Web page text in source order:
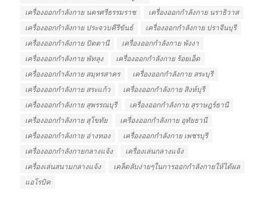
เครื่องออกกำลังกาย นครศรีธรรมราช
เครื่องออกกำลังกาย นราธิวาส
เครื่องออกกำลังกาย ประจวบคีรีขันธ์
เครื่องออกกำลังกาย ปราจีนบุรี
เครื่องออกกำลังกาย ปัตตานี
เครื่องออกกำลังกาย พังงา
เครื่องออกกำลังกาย พัทลุง
เครื่องออกกำลังกาย ร้อยเอ็ด
เครื่องออกกำลังกาย สมุทรสาคร
เครื่องออกกำลังกาย สระบุรี
เครื่องออกกำลังกาย สระแก้ว
เครื่องออกกำลังกาย สิงห์บุรี
เครื่องออกกำลังกาย สุพรรณบุรี
เครื่องออกกำลังกาย สุราษฎร์ธานี
เครื่องออกกำลังกาย สุโขทัย
เครื่องออกกำลังกาย อุทัยธานี
เครื่องออกกำลังกาย อ่างทอง
เครื่องออกกำลังกาย เพชรบุรี
เครื่องออกกําลังกายกลางแจ้ง
เครื่องเล่นกลางแจ้ง
เครื่องเล่นสนามกลางแจ้ง
เคล็ดลับง่ายๆในการออกกำลังกายให้ได้ผล
แอโรบิค